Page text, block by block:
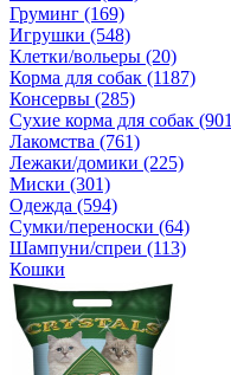
Груминг (169)
Игрушки (548)
Клетки/вольеры (20)
Корма для собак (1187)
Консервы (285)
Сухие корма для собак
Лакомства (761)
Лежаки/домики (225)
Миски (301)
Одежда (594)
Сумки/переноски (64)
Шампуни/спреи (113)
Кошки